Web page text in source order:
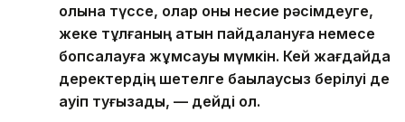
қолына түссе, олар оны несие рәсімдеуге,
жеке тұлғаның атын пайдалануға немесе
бопсалауға жұмсауы мүмкін. Кей жағдайда
деректердің шетелге бақылаусыз берілуі де
қауіп туғызады, — дейді ол.